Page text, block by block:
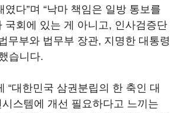
였다”며 “낙마 책임은 일방 통보를
국회에 있는 게 아니고, 인사검증단
무부와 법무부 장관, 지명한 대통령
습니다.
“대한민국 삼권분립의 한 축인 대
스템에 개선 필요하다고 느끼는